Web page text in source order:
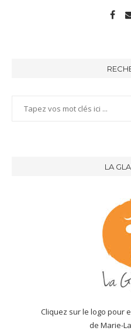
LA
Cliquez sur le logo pour
de Marie-